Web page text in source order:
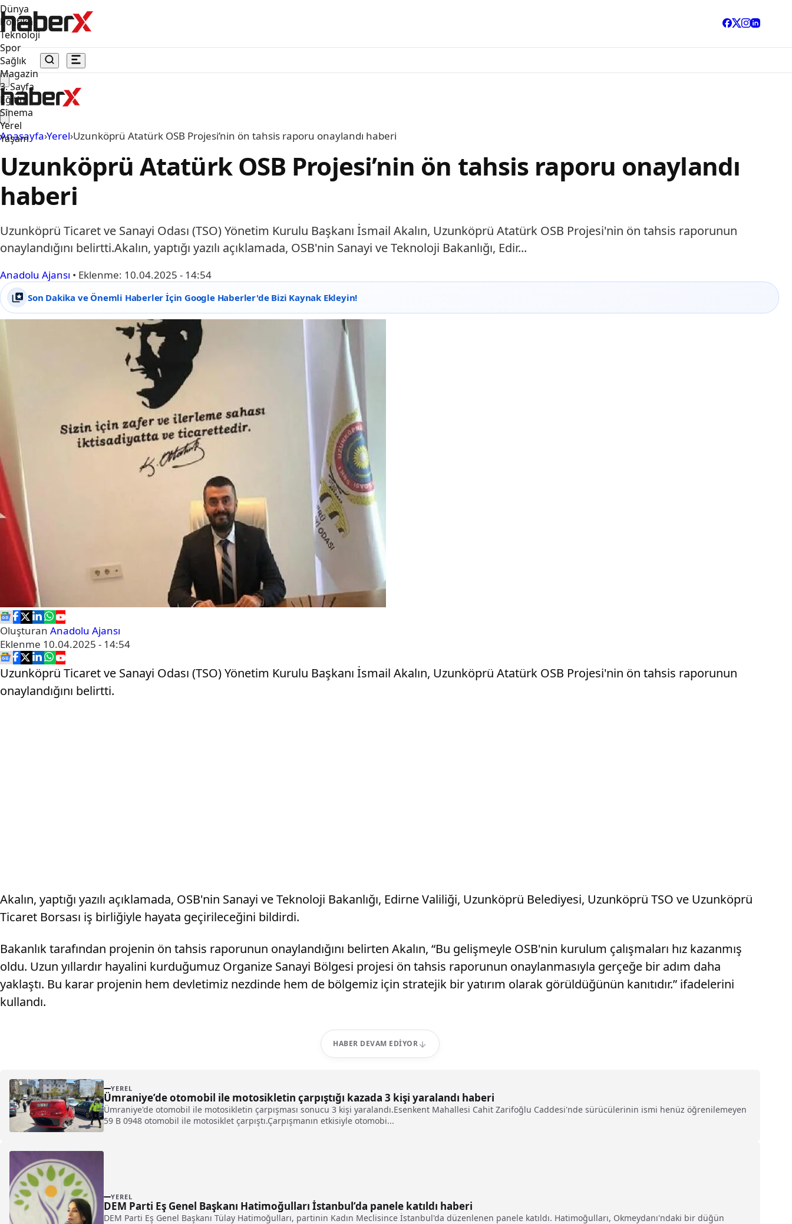
Dünya
Politika
Teknoloji
Spor
Sağlık
Magazin
3. Sayfa
Eğitim
Sinema
Yerel
Yaşam
Anasayfa›Yerel›Uzunköprü Atatürk OSB Projesi’nin ön tahsis raporu onaylandı haberi
Uzunköprü Atatürk OSB Projesi’nin ön tahsis raporu onaylandı
haberi
Uzunköprü Ticaret ve Sanayi Odası (TSO) Yönetim Kurulu Başkanı İsmail Akalın, Uzunköprü Atatürk OSB Projesi'nin ön tahsis raporunun
onaylandığını belirtti.Akalın, yaptığı yazılı açıklamada, OSB'nin Sanayi ve Teknoloji Bakanlığı, Edir...
Anadolu Ajansı • Eklenme: 10.04.2025 - 14:54
Son Dakika ve Önemli Haberler İçin Google Haberler'de Bizi Kaynak Ekleyin!
Oluşturan Anadolu Ajansı
Eklenme 10.04.2025 - 14:54
Uzunköprü Ticaret ve Sanayi Odası (TSO) Yönetim Kurulu Başkanı İsmail Akalın, Uzunköprü Atatürk OSB Projesi'nin ön tahsis raporunun
onaylandığını belirtti.
Akalın, yaptığı yazılı açıklamada, OSB'nin Sanayi ve Teknoloji Bakanlığı, Edirne Valiliği, Uzunköprü Belediyesi, Uzunköprü TSO ve Uzunköprü
Ticaret Borsası iş birliğiyle hayata geçirileceğini bildirdi.
Bakanlık tarafından projenin ön tahsis raporunun onaylandığını belirten Akalın, “Bu gelişmeyle OSB'nin kurulum çalışmaları hız kazanmış
oldu. Uzun yıllardır hayalini kurduğumuz Organize Sanayi Bölgesi projesi ön tahsis raporunun onaylanmasıyla gerçeğe bir adım daha
yaklaştı. Bu karar projenin hem devletimiz nezdinde hem de bölgemiz için stratejik bir yatırım olarak görüldüğünün kanıtıdır.” ifadelerini
kullandı.
HABER DEVAM EDIYOR
YEREL
Ümraniye’de otomobil ile motosikletin çarpıştığı kazada 3 kişi yaralandı haberi
Ümraniye'de otomobil ile motosikletin çarpışması sonucu 3 kişi yaralandı.Esenkent Mahallesi Cahit Zarifoğlu Caddesi'nde sürücülerinin ismi henüz öğrenilemeyen
59 B 0948 otomobil ile motosiklet çarpıştı.Çarpışmanın etkisiyle otomobi...
YEREL
DEM Parti Eş Genel Başkanı Hatimoğulları İstanbul’da panele katıldı haberi
DEM Parti Eş Genel Başkanı Tülay Hatimoğulları, partinin Kadın Meclisince İstanbul'da düzenlenen panele katıldı. Hatimoğulları, Okmeydanı'ndaki bir düğün